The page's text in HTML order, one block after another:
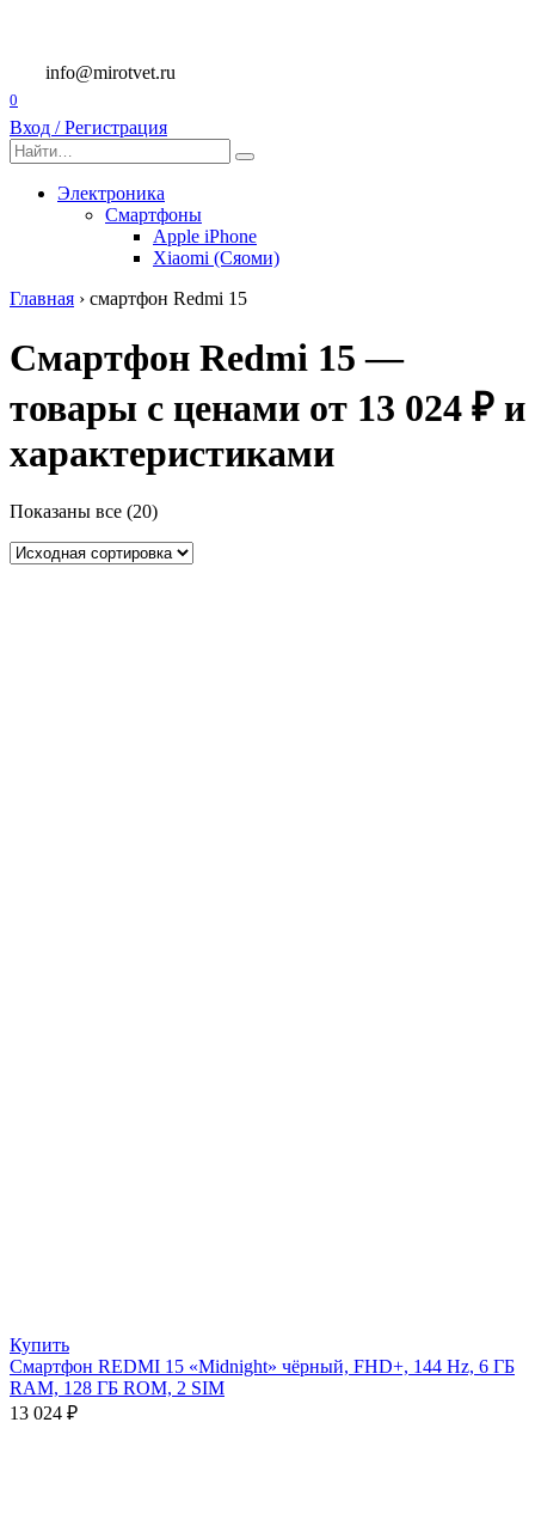
содержанию
info@mirotvet.ru
0
Вход / Регистрация
Search
for:
Электроника
Смартфоны
Apple iPhone
Xiaomi (Сяоми)
Главная › смартфон Redmi 15
Смартфон Redmi 15 —
товары с ценами от 13 024 ₽ и
характеристиками
Показаны все (20)
Купить
Смартфон REDMI 15 «Midnight» чёрный, FHD+, 144 Hz, 6 ГБ
RAM, 128 ГБ ROM, 2 SIM
13 024 ₽